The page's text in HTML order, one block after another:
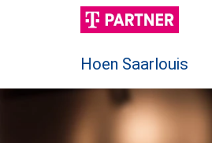
Hoen Saarlouis